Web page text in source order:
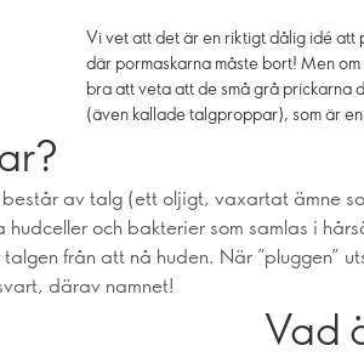
Vi vet att det är en riktigt dålig idé att
där pormaskarna måste bort! Men
bra att veta att de små grå prickarna
(även kallade talgproppar), som är
består av talg (ett oljigt, vaxartat ämne
och bakterier som samlas i
från att nå huden. När ”pluggen”
därav namnet!
Vad